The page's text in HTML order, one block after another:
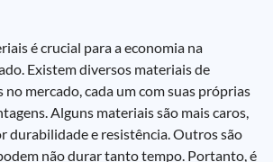
é crucial para a economia na
Existem diversos materiais de
mercado, cada um com suas próprias
Alguns materiais são mais caros,
durabilidade e resistência. Outros são
não durar tanto tempo. Portanto, é